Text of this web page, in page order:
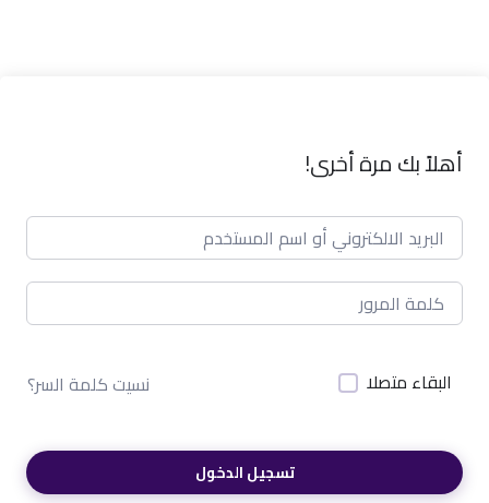
أهلاً بك مرة أخرى!
البقاء متصلا نسيت كلمة السر؟
تسجيل الدخول